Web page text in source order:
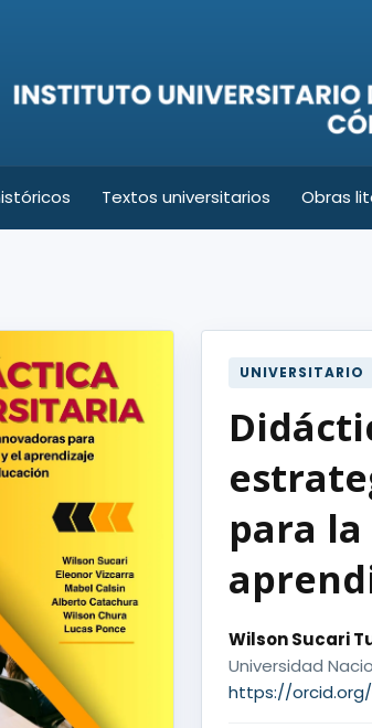
Textos universitarios Obras
UNIVERSITARIO
para la
Wilson Sucari
Universidad
https://